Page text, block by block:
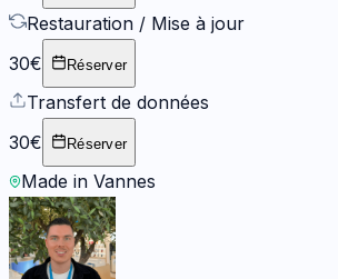
Restauration / Mise à jour
30€
Réserver
Transfert de données
30€
Réserver
Made in Vannes